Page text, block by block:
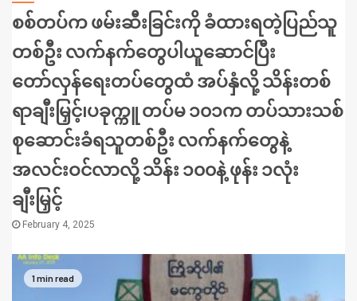
စစ်တပ်က ဖမ်းဆီးခြင်းကို ခံထားရတဲ့ပြည်သူ
တစ်ဦး လက်နက်တွေပါယူဆောင်ပြီး
တော်လှန်ရေးတပ်တွေထံ အပ်နှံလို့ သိန်းတစ်
ရာချီးမြှင့်၊ပခုက္ကူ တပ်မ ၁၀၁က တပ်သားသစ်
စုဆောင်းခံရသူတစ်ဦး လက်နက်တွေနဲ့
အလင်းဝင်လာလို့ သိန်း ၁၀၀နဲ့ ဖုန်း ၁လုံး
ချီးမြှင့်
February 4, 2025
1 min read